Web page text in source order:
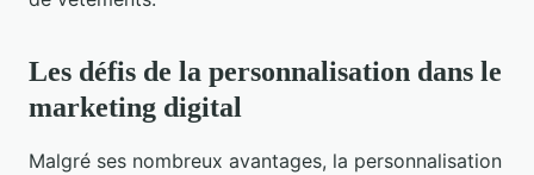
Les défis de la personnalisation dans le
marketing digital
Malgré ses nombreux avantages, la personnalisation